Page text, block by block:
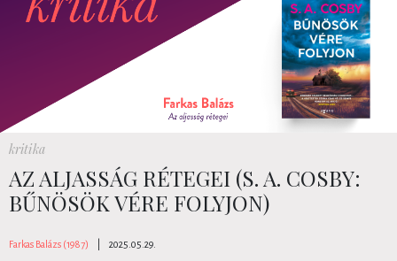
kritika
AZ ALJASSÁG RÉTEGEI (S. A. COSBY:
BŰNÖSÖK VÉRE FOLYJON)
Farkas Balázs (1987) 2025.05.29.